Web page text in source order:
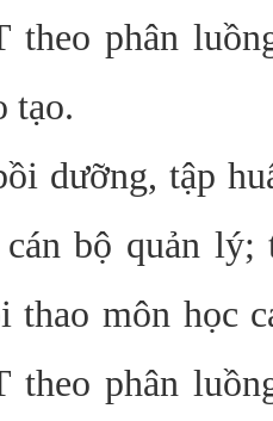
theo phân
tạo.
dưỡng, tập
bộ quản
thao môn học
theo phân